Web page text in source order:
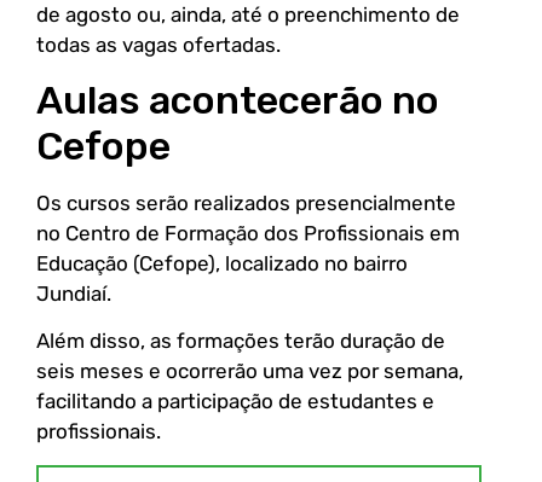
de agosto ou, ainda, até o preenchimento de
todas as vagas ofertadas.
Aulas acontecerão no
Cefope
Os cursos serão realizados presencialmente
no Centro de Formação dos Profissionais em
Educação (Cefope), localizado no bairro
Jundiaí.
Além disso, as formações terão duração de
seis meses e ocorrerão uma vez por semana,
facilitando a participação de estudantes e
profissionais.